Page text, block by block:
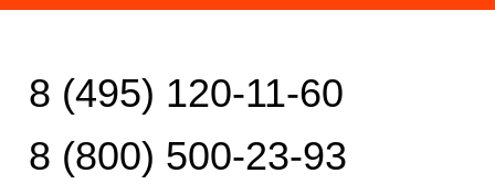
8 (495) 120-11-60
8 (800) 500-23-93